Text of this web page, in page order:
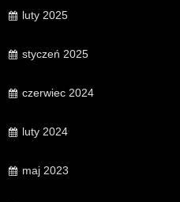
luty 2025
styczeń 2025
czerwiec 2024
luty 2024
maj 2023